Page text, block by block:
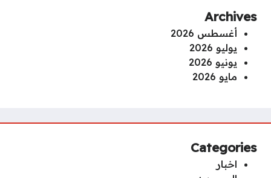
Archives
أغسطس 2026
يوليو 2026
يونيو 2026
مايو 2026
Categories
اخبار